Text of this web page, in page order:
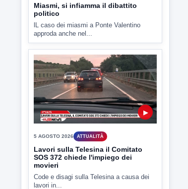
Lavori sulla Telesina il Comitato
SOS 372 chiede l'impiego dei
movieri
Code e disagi sulla Telesina a causa dei
lavori in...
5 AGOSTO 2026 ATTUALITÀ
Sannio acque nelle mani di ACEA
Sannio Acque prende forma: costituita
ufficialmente la società per la...